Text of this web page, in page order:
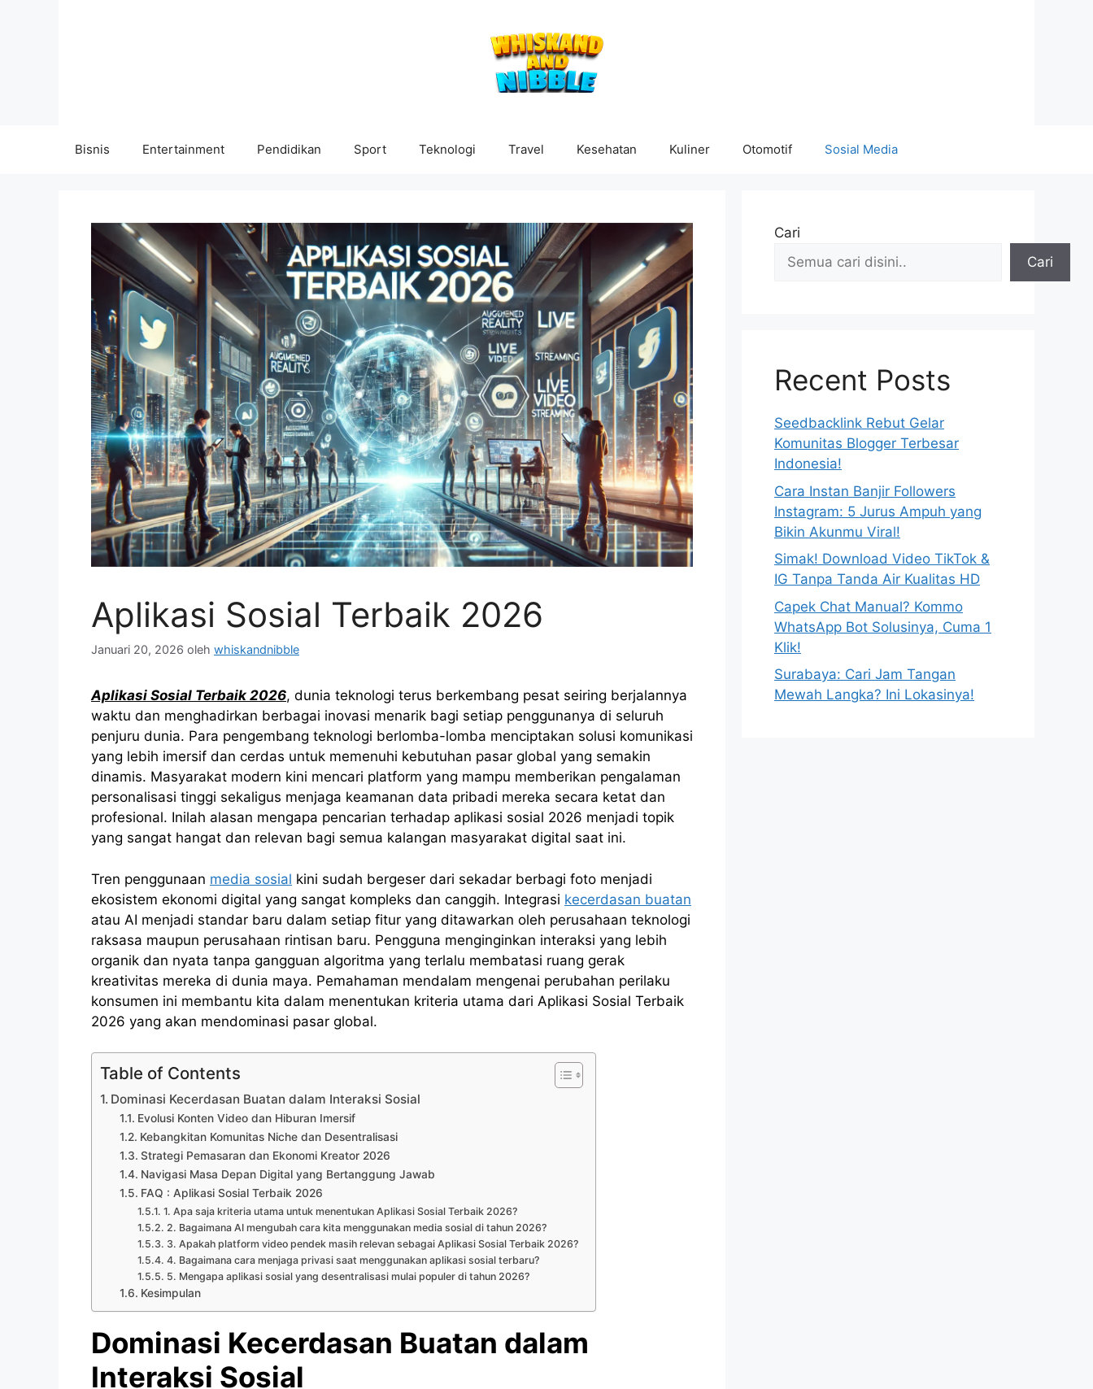
Bisnis Entertainment Pendidikan Sport Teknologi Travel Kesehatan Kuliner Otomotif Sosial Media
Aplikasi Sosial Terbaik 2026
Januari 20, 2026 oleh whiskandnibble
Aplikasi Sosial Terbaik 2026, dunia teknologi terus berkembang pesat seiring berjalannya
waktu dan menghadirkan berbagai inovasi menarik bagi setiap penggunanya di seluruh
penjuru dunia. Para pengembang teknologi berlomba-lomba menciptakan solusi komunikasi
yang lebih imersif dan cerdas untuk memenuhi kebutuhan pasar global yang semakin
dinamis. Masyarakat modern kini mencari platform yang mampu memberikan pengalaman
personalisasi tinggi sekaligus menjaga keamanan data pribadi mereka secara ketat dan
profesional. Inilah alasan mengapa pencarian terhadap aplikasi sosial 2026 menjadi topik
yang sangat hangat dan relevan bagi semua kalangan masyarakat digital saat ini.
Tren penggunaan media sosial kini sudah bergeser dari sekadar berbagi foto menjadi
ekosistem ekonomi digital yang sangat kompleks dan canggih. Integrasi kecerdasan buatan
atau AI menjadi standar baru dalam setiap fitur yang ditawarkan oleh perusahaan teknologi
raksasa maupun perusahaan rintisan baru. Pengguna menginginkan interaksi yang lebih
organik dan nyata tanpa gangguan algoritma yang terlalu membatasi ruang gerak
kreativitas mereka di dunia maya. Pemahaman mendalam mengenai perubahan perilaku
konsumen ini membantu kita dalam menentukan kriteria utama dari Aplikasi Sosial Terbaik
2026 yang akan mendominasi pasar global.
Table of Contents
Dominasi Kecerdasan Buatan dalam Interaksi Sosial
Evolusi Konten Video dan Hiburan Imersif
Kebangkitan Komunitas Niche dan Desentralisasi
Strategi Pemasaran dan Ekonomi Kreator 2026
Navigasi Masa Depan Digital yang Bertanggung Jawab
FAQ : Aplikasi Sosial Terbaik 2026
1. Apa saja kriteria utama untuk menentukan Aplikasi Sosial Terbaik 2026?
2. Bagaimana AI mengubah cara kita menggunakan media sosial di tahun 2026?
3. Apakah platform video pendek masih relevan sebagai Aplikasi Sosial Terbaik 2026?
4. Bagaimana cara menjaga privasi saat menggunakan aplikasi sosial terbaru?
5. Mengapa aplikasi sosial yang desentralisasi mulai populer di tahun 2026?
Kesimpulan
Dominasi Kecerdasan Buatan dalam
Interaksi Sosial
Cari
Cari
Recent Posts
Seedbacklink Rebut Gelar
Komunitas Blogger Terbesar
Indonesia!
Cara Instan Banjir Followers
Instagram: 5 Jurus Ampuh yang
Bikin Akunmu Viral!
Simak! Download Video TikTok &
IG Tanpa Tanda Air Kualitas HD
Capek Chat Manual? Kommo
WhatsApp Bot Solusinya, Cuma 1
Klik!
Surabaya: Cari Jam Tangan
Mewah Langka? Ini Lokasinya!